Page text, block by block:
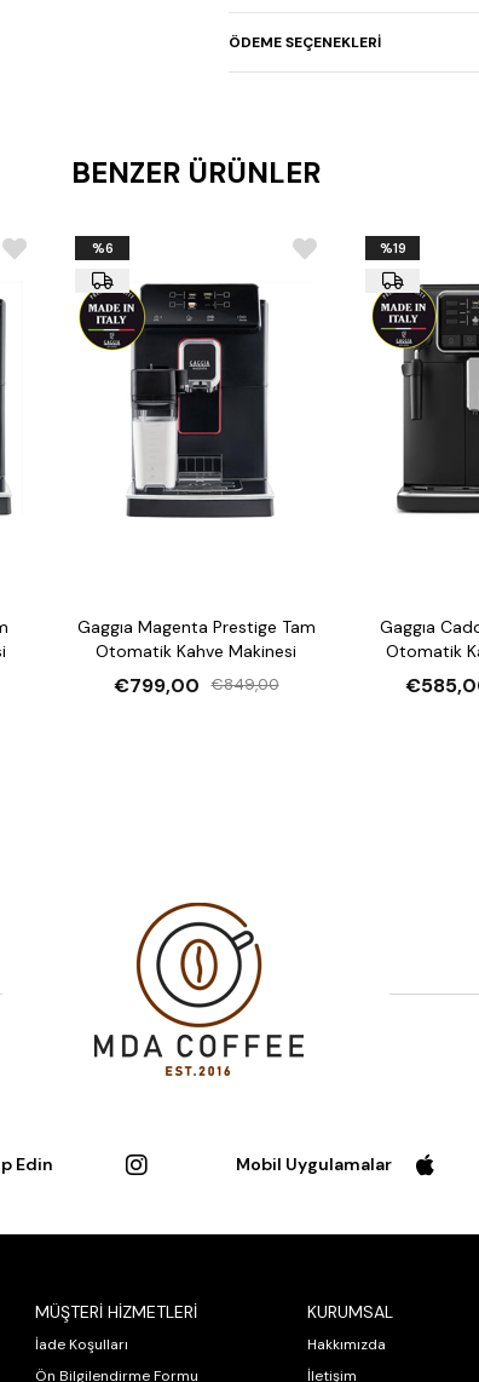
Boyler Kapasitesi:
Elektrik Bağlantısı:220V
Net Ağırlık:
ÖDEME SEÇENEKLERI
BENZER ÜRÜNLER
Gaggıa Magenta Prestige Tam
Otomatik Kahve Makinesi
€799,00 €849,00
%6
Gaggıa
Otomatik
%19
Edin Mobil Uygulamalar
MÜŞTERİ HİZMETLERİ
İade Koşulları
Ön Bilgilendirme Formu
KURUMSAL
Hakkımızda
İletişim